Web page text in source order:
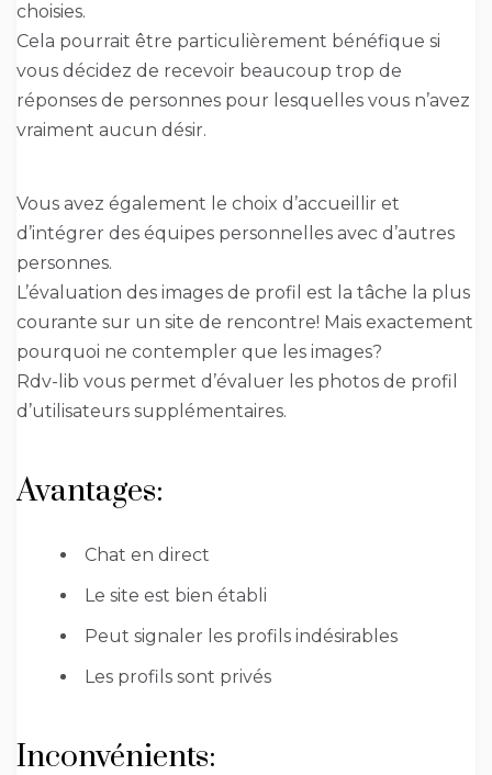
choisies.
Cela pourrait être particulièrement bénéfique si
vous décidez de recevoir beaucoup trop de
réponses de personnes pour lesquelles vous n’avez
vraiment aucun désir.
Vous avez également le choix d’accueillir et
d’intégrer des équipes personnelles avec d’autres
personnes.
L’évaluation des images de profil est la tâche la plus
courante sur un site de rencontre! Mais exactement
pourquoi ne contempler que les images?
Rdv-lib vous permet d’évaluer les photos de profil
d’utilisateurs supplémentaires.
Avantages:
Chat en direct
Le site est bien établi
Peut signaler les profils indésirables
Les profils sont privés
Inconvénients: